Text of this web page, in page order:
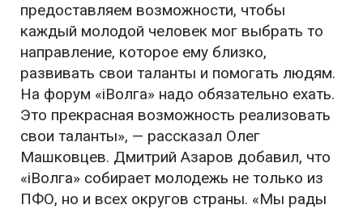
предоставляем возможности, чтобы
каждый молодой человек мог выбрать то
направление, которое ему близко,
развивать свои таланты и помогать людям.
На форум «iВолга» надо обязательно ехать.
Это прекрасная возможность реализовать
свои таланты», — рассказал Олег
Машковцев. Дмитрий Азаров добавил, что
«iВолга» собирает молодежь не только из
ПФО, но и всех округов страны. «Мы рады